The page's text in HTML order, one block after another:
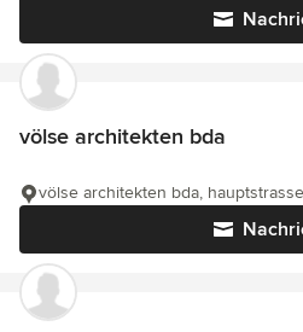
völse architekten bda
völse architekten bda,